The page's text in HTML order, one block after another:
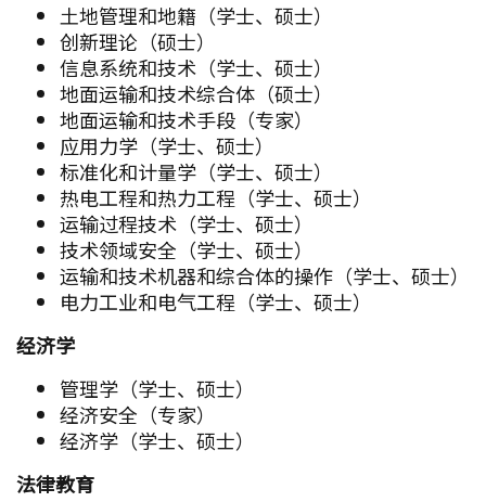
土地管理和地籍（学士、硕士）
创新理论（硕士）
信息系统和技术（学士、硕士）
地面运输和技术综合体（硕士）
地面运输和技术手段（专家）
应用力学（学士、硕士）
标准化和计量学（学士、硕士）
热电工程和热力工程（学士、硕士）
运输过程技术（学士、硕士）
技术领域安全（学士、硕士）
运输和技术机器和综合体的操作（学士、硕士）
电力工业和电气工程（学士、硕士）
经济学
管理学（学士、硕士）
经济安全（专家）
经济学（学士、硕士）
法律教育